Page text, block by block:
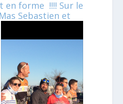
en forme !!!! Sur le
Sebastien et